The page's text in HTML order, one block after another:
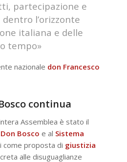
partecipazione e
l’orizzonte
italiana e delle
tempo»
nazionale don Francesco
continua
Assemblea è stato il
Bosco e al Sistema
come proposta di giustizia
alle disuguaglianze